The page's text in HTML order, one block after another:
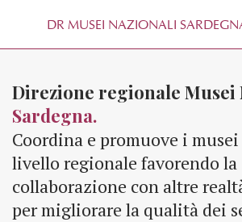
DR MUSEI NAZIONALI
Direzione regionale Musei
Sardegna.
Coordina e promuove i
livello regionale favorendo la
collaborazione con altre
per migliorare la qualità dei